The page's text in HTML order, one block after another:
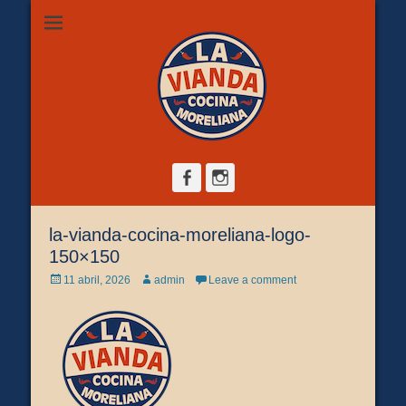
La Vianda Cocina
Moreliana |
Comida casera en
Camelinas sobre Ezequiel Calderón #30 esquina Av. Solidaridad.
Servicio para comer aquí, llevar o pedir a domicilio.
FacebookInstagram
la-vianda-cocina-moreliana-logo-
150×150
Posted
11 abril, 2026 Author
admin Leave a comment